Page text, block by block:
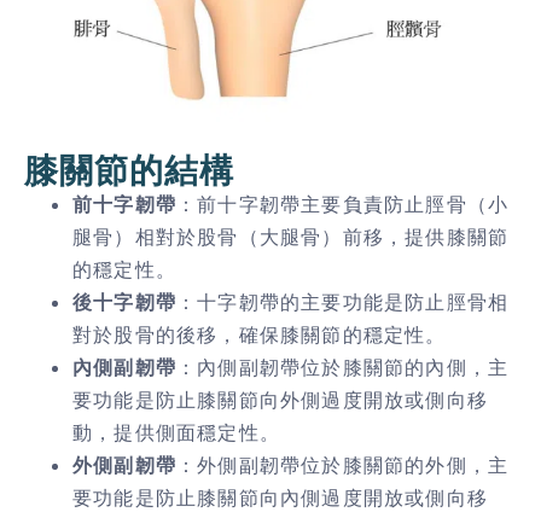
膝關節的結構
前十字韌帶 ：前十字韌帶主要負責防止脛骨（小
腿骨）相對於股骨（大腿骨）前移，提供膝關節
的穩定性。
後十字韌帶 ：十字韌帶的主要功能是防止脛骨相
對於股骨的後移，確保膝關節的穩定性。
內側副韌帶 ：內側副韌帶位於膝關節的內側，主
要功能是防止膝關節向外側過度開放或側向移
動，提供側面穩定性。
外側副韌帶 ：外側副韌帶位於膝關節的外側，主
要功能是防止膝關節向內側過度開放或側向移